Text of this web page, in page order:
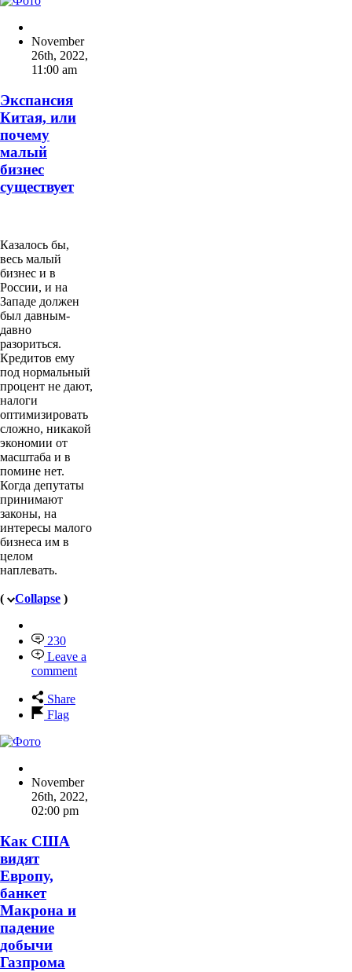
November
26th, 2022,
11:00 am
Экспансия
Китая, или
почему
малый
бизнес
существует
Казалось бы,
весь малый
бизнес и в
России, и на
Западе должен
был давным-
давно
разориться.
Кредитов ему
под нормальный
процент не дают,
налоги
оптимизировать
сложно, никакой
экономии от
масштаба и в
помине нет.
Когда депутаты
принимают
законы, на
интересы малого
бизнеса им в
целом
наплевать.
( Collapse )
230
Leave a
comment
Share
Flag
November
26th, 2022,
02:00 pm
Как США
видят
Европу,
банкет
Макрона и
падение
добычи
Газпрома